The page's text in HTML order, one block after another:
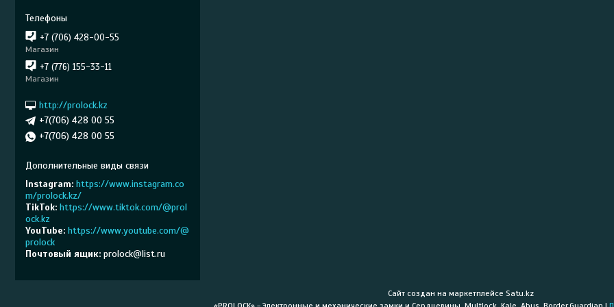
+7 (706) 428-00-55
Магазин
+7 (776) 155-33-11
Магазин
http://prolock.kz
+7(706) 428 00 55
+7(706) 428 00 55
Instagram https://www.instagram.co
m/prolock.kz/
TikTok https://www.tiktok.com/@prol
ock.kz
YouTube https://www.youtube.com/@
prolock
Почтовый ящик prolock@list.ru
Сайт создан на маркетплейсе Satu.kz